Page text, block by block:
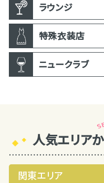
ラウンジ
特殊衣装店
ニュークラブ
人気エリア
関東エリア